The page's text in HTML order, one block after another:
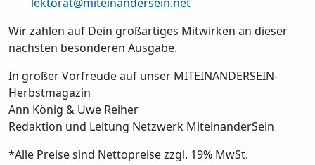
Wir zählen auf Dein großartiges Mitwirken an dieser
nächsten besonderen Ausgabe.
In großer Vorfreude auf unser MITEINANDERSEIN-
Herbstmagazin
Ann König & Uwe Reiher
Redaktion und Leitung Netzwerk MiteinanderSein
*Alle Preise sind Nettopreise zzgl. 19% MwSt.